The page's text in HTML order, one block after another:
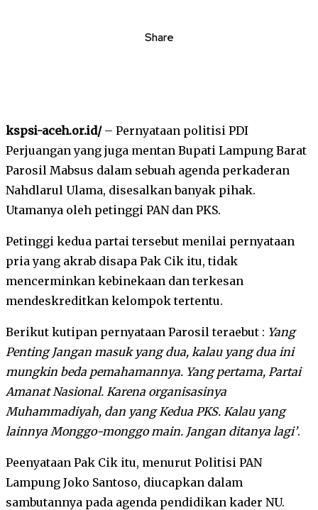
Share
kspsi-aceh.or.id/– Pernyataan politisi PDI
Perjuangan yang juga mentan Bupati Lampung Barat
Parosil Mabsus dalam sebuah agenda perkaderan
Nahdlarul Ulama, disesalkan banyak pihak.
Utamanya oleh petinggi PAN dan PKS.
Petinggi kedua partai tersebut menilai pernyataan
pria yang akrab disapa Pak Cik itu, tidak
mencerminkan kebinekaan dan terkesan
mendeskreditkan kelompok tertentu.
Berikut kutipan pernyataan Parosil teraebut : Yang
Penting Jangan masuk yang dua, kalau yang dua ini
mungkin beda pemahamannya. Yang pertama, Partai
Amanat Nasional. Karena organisasinya
Muhammadiyah, dan yang Kedua PKS. Kalau yang
lainnya Monggo-monggo main. Jangan ditanya lagi’.
Peenyataan Pak Cik itu, menurut Politisi PAN
Lampung Joko Santoso, diucapkan dalam
sambutannya pada agenda pendidikan kader NU.